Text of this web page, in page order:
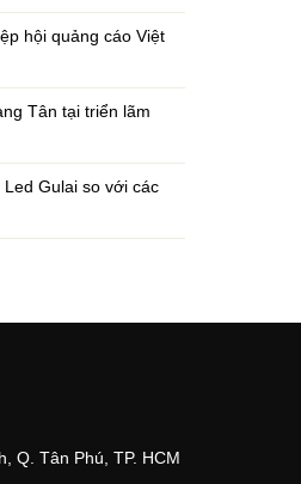
hội quảng cáo Việt
Tân tại triển lãm
Gulai so với các
Q. Tân Phú, TP. HCM